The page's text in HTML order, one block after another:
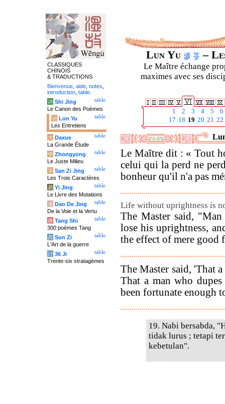
Lun Yu –
Le Maître échange
maximes avec ses
1 2 3 4 5
6
17 18 19 20 21 22
Le Maître dit : « Tout
celui qui la perd ne
bonheur qu'il n'a pas
Life without uprightness is
The Master said,
lose his uprightness,
the effect of mere good
The Master said, 'That
That a man who dupes
been fortunate enough
19. Nabi bersabda,
tidak lurus ; tetapi
kebetulan".
CLASSIQUES
CHINOIS
& TRADUCTIONS
Bienvenue aide notes
introduction table
table
诗 Shi Jing
Le Canon des Poèmes
table
论 Lun Yu
Les Entretiens
table
大 Daxue
La Grande Étude
table
中 Zhongyong
Le Juste Milieu
table
字 San Zi Jing
Les Trois Caractères
table
易 Yi Jing
Le Livre des Mutations
table
道 Dao De Jing
De la Voie et la Vertu
table
唐 Tang Shi
300 poèmes Tang
table
兵 Sun Zi
L'Art de la guerre
table
计 36 Ji
Trente-six stratagèmes